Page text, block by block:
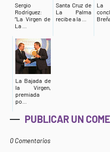
Sergio
Rodríguez:
“La Virgen de
La ...
Santa Cruz de
La Palma
recibe a la ...
La
La Bajada de
la Virgen,
premiada
po...
PUBLICAR UN
0 Comentarios